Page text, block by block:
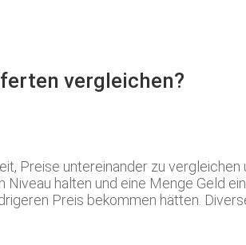
vergleichen?
Preise untereinander zu
halten und eine Menge Geld
Preis bekommen hätten.